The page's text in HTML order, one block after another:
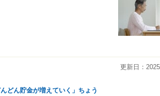
どん貯金が増えていく」ちょう
更新日：